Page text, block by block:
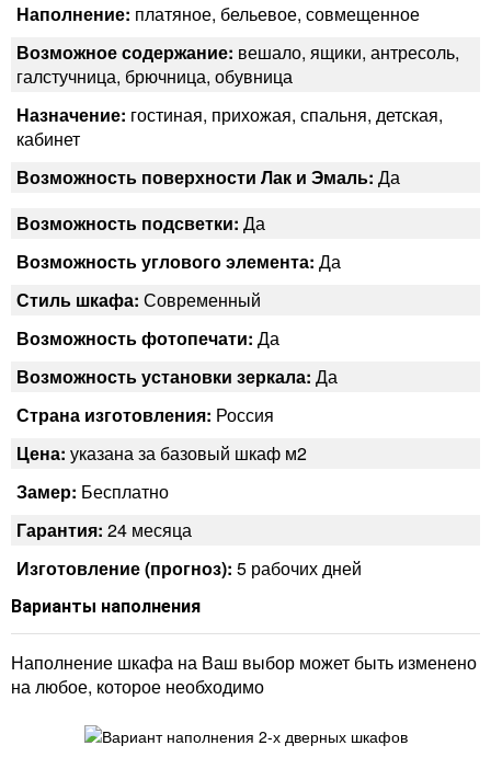
Наполнение: платяное, бельевое, совмещенное
Возможное содержание: вешало, ящики, антресоль,
галстучница, брючница, обувница
Назначение: гостиная, прихожая, спальня, детская,
кабинет
Возможность поверхности Лак и Эмаль: Да
Возможность подсветки: Да
Возможность углового элемента: Да
Стиль шкафа: Современный
Возможность фотопечати: Да
Возможность установки зеркала: Да
Страна изготовления: Россия
Цена: указана за базовый шкаф м2
Замер: Бесплатно
Гарантия: 24 месяца
Изготовление (прогноз): 5 рабочих дней
Варианты наполнения
Наполнение шкафа на Ваш выбор может быть изменено
на любое, которое необходимо